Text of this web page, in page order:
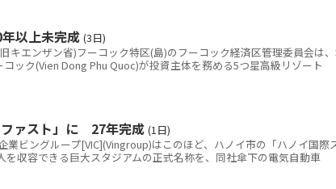
以上未完成 (3日)
キエンザン省)フーコック特区(島)のフーコック経済区管理委員会は
ック(Vien Dong Phu Quoc)が投資主体を務める5つ星高級リゾート
ファスト」に 27年完成 (1日)
ビングループ[VIC](Vingroup)はこのほど、ハノイ市の「ハノイ国際
を収容できる巨大スタジアムの正式名称を、同社傘下の電気自動車